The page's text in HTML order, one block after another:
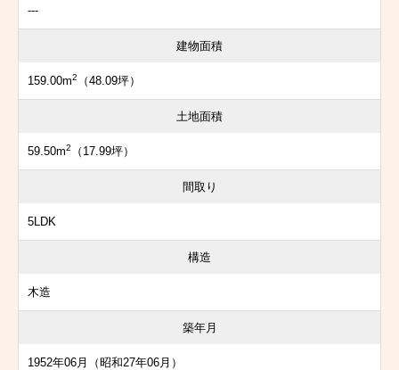
---
建物面積
159.00m2 （48.09坪）
土地面積
59.50m2 （17.99坪）
間取り
5LDK
構造
木造
築年月
1952年06月（昭和27年06月）